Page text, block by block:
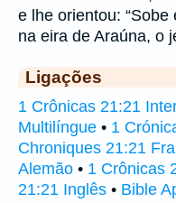
e lhe orientou:
na eira de Araúna, o
Ligações
1 Crônicas 21:21
Multilíngue • 1
Chroniques 21:21
Alemão • 1 Crônicas
21:21 Inglês • Bible